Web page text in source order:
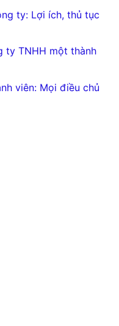
ty: Lợi ích, thủ tục
ty TNHH một thành
viên: Mọi điều chủ